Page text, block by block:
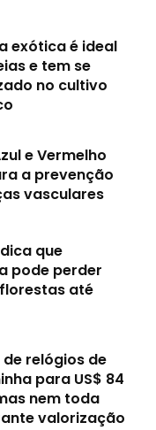
exótica é ideal
e tem se
no cultivo
e Vermelho
a prevenção
vasculares
que
pode perder
até
relógios de
para US$ 84
nem toda
valorização